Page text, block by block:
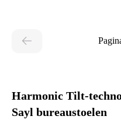
Harmonic Tilt-
Sayl bureaustoelen